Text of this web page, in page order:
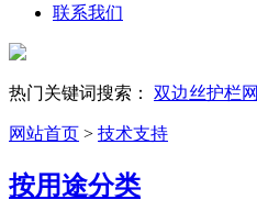
联系我们
热门关键词搜索： 双边丝护栏网
网站首页 > 技术支持
按用途分类